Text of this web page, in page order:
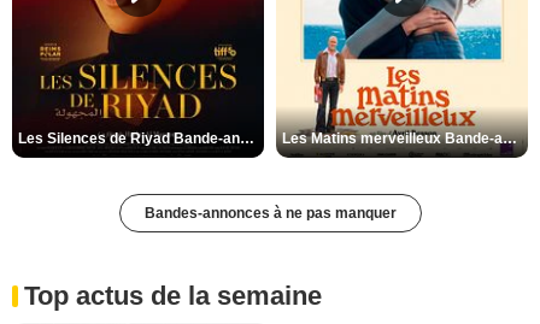
Les Silences de Riyad Bande-annonce VO STFR Les Matins merveilleux Bande-annonce VF
Bandes-annonces à ne pas manquer
Top actus de la semaine